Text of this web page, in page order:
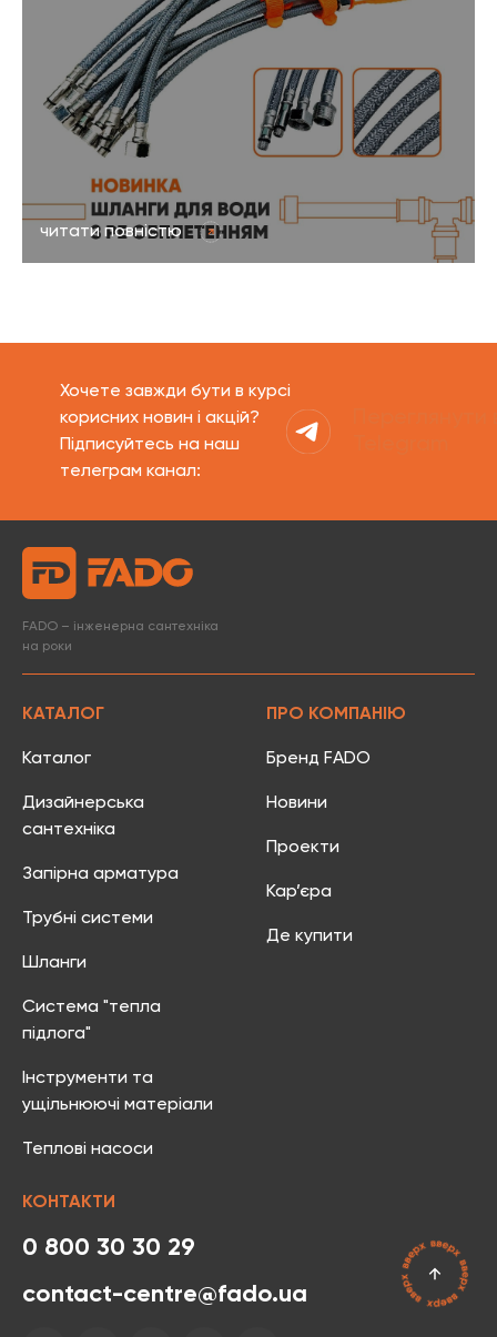
читати повністю
Хочете завжди бути в курсі
корисних новин і акцій?
Підписуйтесь на наш
телеграм канал:
FADO – інженерна сантехніка
на роки
КАТАЛОГ
Каталог
Дизайнерська
сантехніка
Запірна арматура
Трубні системи
Шланги
Система "тепла
підлога"
Інструменти та
ущільнюючі матеріали
Теплові насоси
ПРО КОМПАНІЮ
Бренд FADO
Новини
Проекти
Кар’єра
Де купити
КОНТАКТИ
0 800 30 30 29
contact-centre@fado.ua